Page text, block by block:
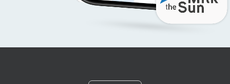
Watch App Preview